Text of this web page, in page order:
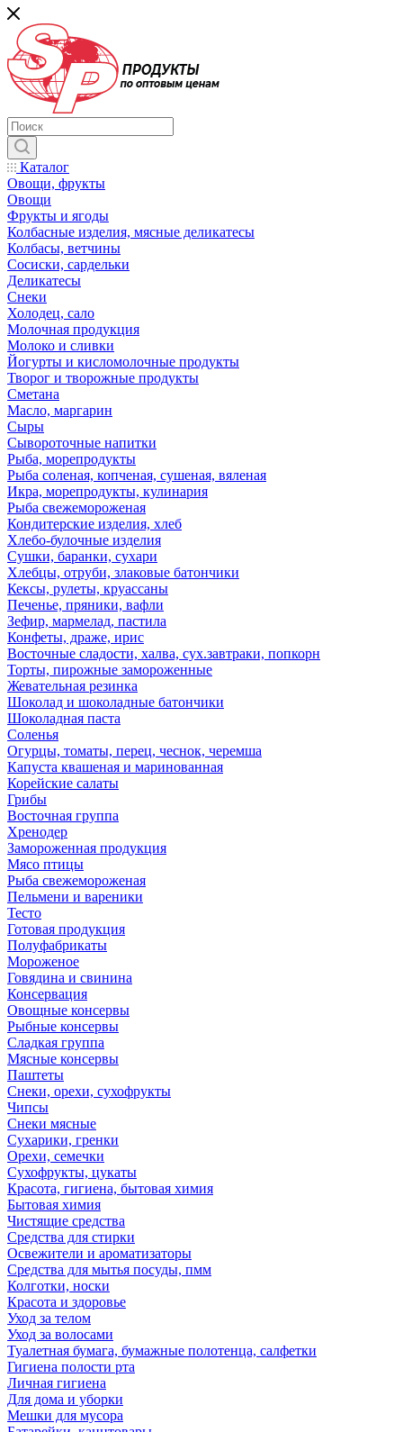
Каталог
Овощи, фрукты
Овощи
Фрукты и ягоды
Колбасные изделия, мясные деликатесы
Колбасы, ветчины
Сосиски, сардельки
Деликатесы
Снеки
Холодец, сало
Молочная продукция
Молоко и сливки
Йогурты и кисломолочные продукты
Творог и творожные продукты
Сметана
Масло, маргарин
Сыры
Сывороточные напитки
Рыба, морепродукты
Рыба соленая, копченая, сушеная, вяленая
Икра, морепродукты, кулинария
Рыба свежемороженая
Кондитерские изделия, хлеб
Хлебо-булочные изделия
Сушки, баранки, сухари
Хлебцы, отруби, злаковые батончики
Кексы, рулеты, круассаны
Печенье, пряники, вафли
Зефир, мармелад, пастила
Конфеты, драже, ирис
Восточные сладости, халва, сух.завтраки, попкорн
Торты, пирожные замороженные
Жевательная резинка
Шоколад и шоколадные батончики
Шоколадная паста
Соленья
Огурцы, томаты, перец, чеснок, черемша
Капуста квашеная и маринованная
Корейские салаты
Грибы
Восточная группа
Хренодер
Замороженная продукция
Мясо птицы
Рыба свежемороженая
Пельмени и вареники
Тесто
Готовая продукция
Полуфабрикаты
Мороженое
Говядина и свинина
Консервация
Овощные консервы
Рыбные консервы
Сладкая группа
Мясные консервы
Паштеты
Снеки, орехи, сухофрукты
Чипсы
Снеки мясные
Сухарики, гренки
Орехи, семечки
Сухофрукты, цукаты
Красота, гигиена, бытовая химия
Бытовая химия
Чистящие средства
Средства для стирки
Освежители и ароматизаторы
Средства для мытья посуды, пмм
Колготки, носки
Красота и здоровье
Уход за телом
Уход за волосами
Туалетная бумага, бумажные полотенца, салфетки
Гигиена полости рта
Личная гигиена
Для дома и уборки
Мешки для мусора